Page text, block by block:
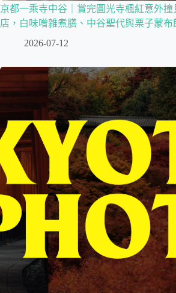
京都一乘寺中谷｜賞完圓光寺楓紅意外撞
店，白味噌雑煮膳、中谷聖代與栗子蒙布
2026-07-12